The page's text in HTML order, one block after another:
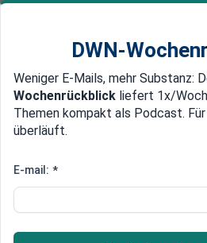
Newsticker MEIN DWN:
Edelmetalle DWN-
Linkspartei
im Bundestag
DWN-
Weniger E-Mails, mehr Substanz:
Wochenrückblick liefert 1x/
Themen kompakt als Podcast.
überläuft.
E-mail: *